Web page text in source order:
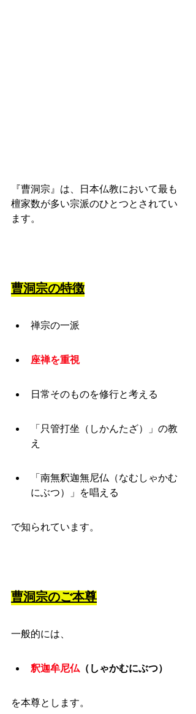
『曹洞宗』は、日本仏教において最も
檀家数が多い宗派のひとつとされてい
ます。
曹洞宗の特徴
禅宗の一派
座禅を重視
日常そのものを修行と考える
「只管打坐（しかんたざ）」の教
え
「南無釈迦無尼仏（なむしゃかむ
にぶつ）」を唱える
で知られています。
曹洞宗のご本尊
一般的には、
釈迦牟尼仏 （しゃかむにぶつ）
を本尊とします。